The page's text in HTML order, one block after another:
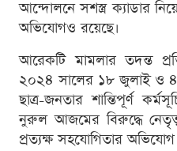
আন্দোলনে সশস্ত্র ক্যাডার
অভিযোগও রয়েছে।
আরেকটি মামলার তদন্ত
২০২৪ সালের ১৮ জুলাই ও ৪
ছাত্র-জনতার শান্তিপূর্ণ
নুরুল আজমের বিরুদ্ধে
প্রত্যক্ষ সহযোগিতার অভিযোগ